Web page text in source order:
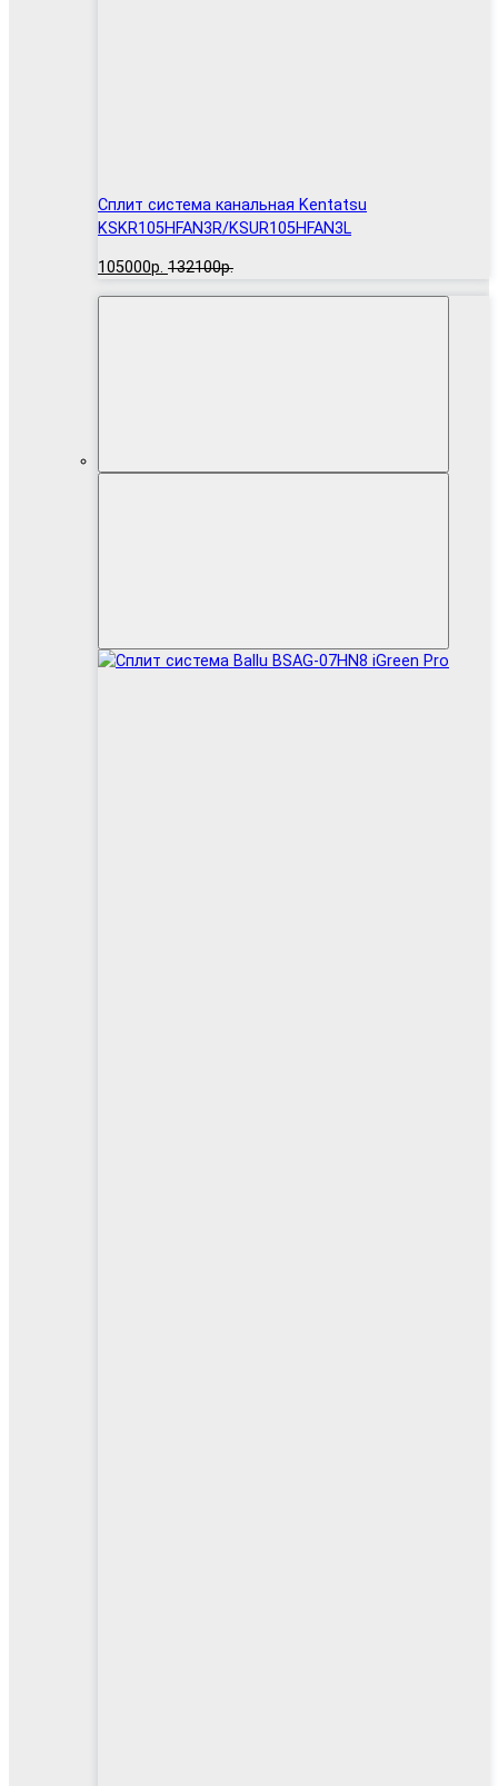
Сплит система канальная Kentatsu
KSKR105HFAN3R/KSUR105HFAN3L
105000р. 132100р.